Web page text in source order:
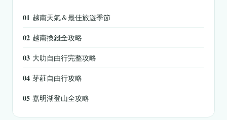
01 越南天氣＆最佳旅遊季節
02 越南換錢全攻略
03 大叻自由行完整攻略
04 芽莊自由行攻略
05 嘉明湖登山全攻略